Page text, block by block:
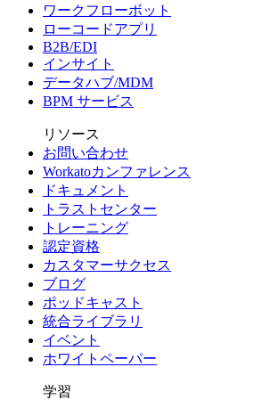
ワークフローボット
ローコードアプリ
B2B/EDI
インサイト
データハブ/MDM
BPM サービス
リソース
お問い合わせ
Workatoカンファレンス
ドキュメント
トラストセンター
トレーニング
認定資格
カスタマーサクセス
ブログ
ポッドキャスト
統合ライブラリ
イベント
ホワイトペーパー
学習